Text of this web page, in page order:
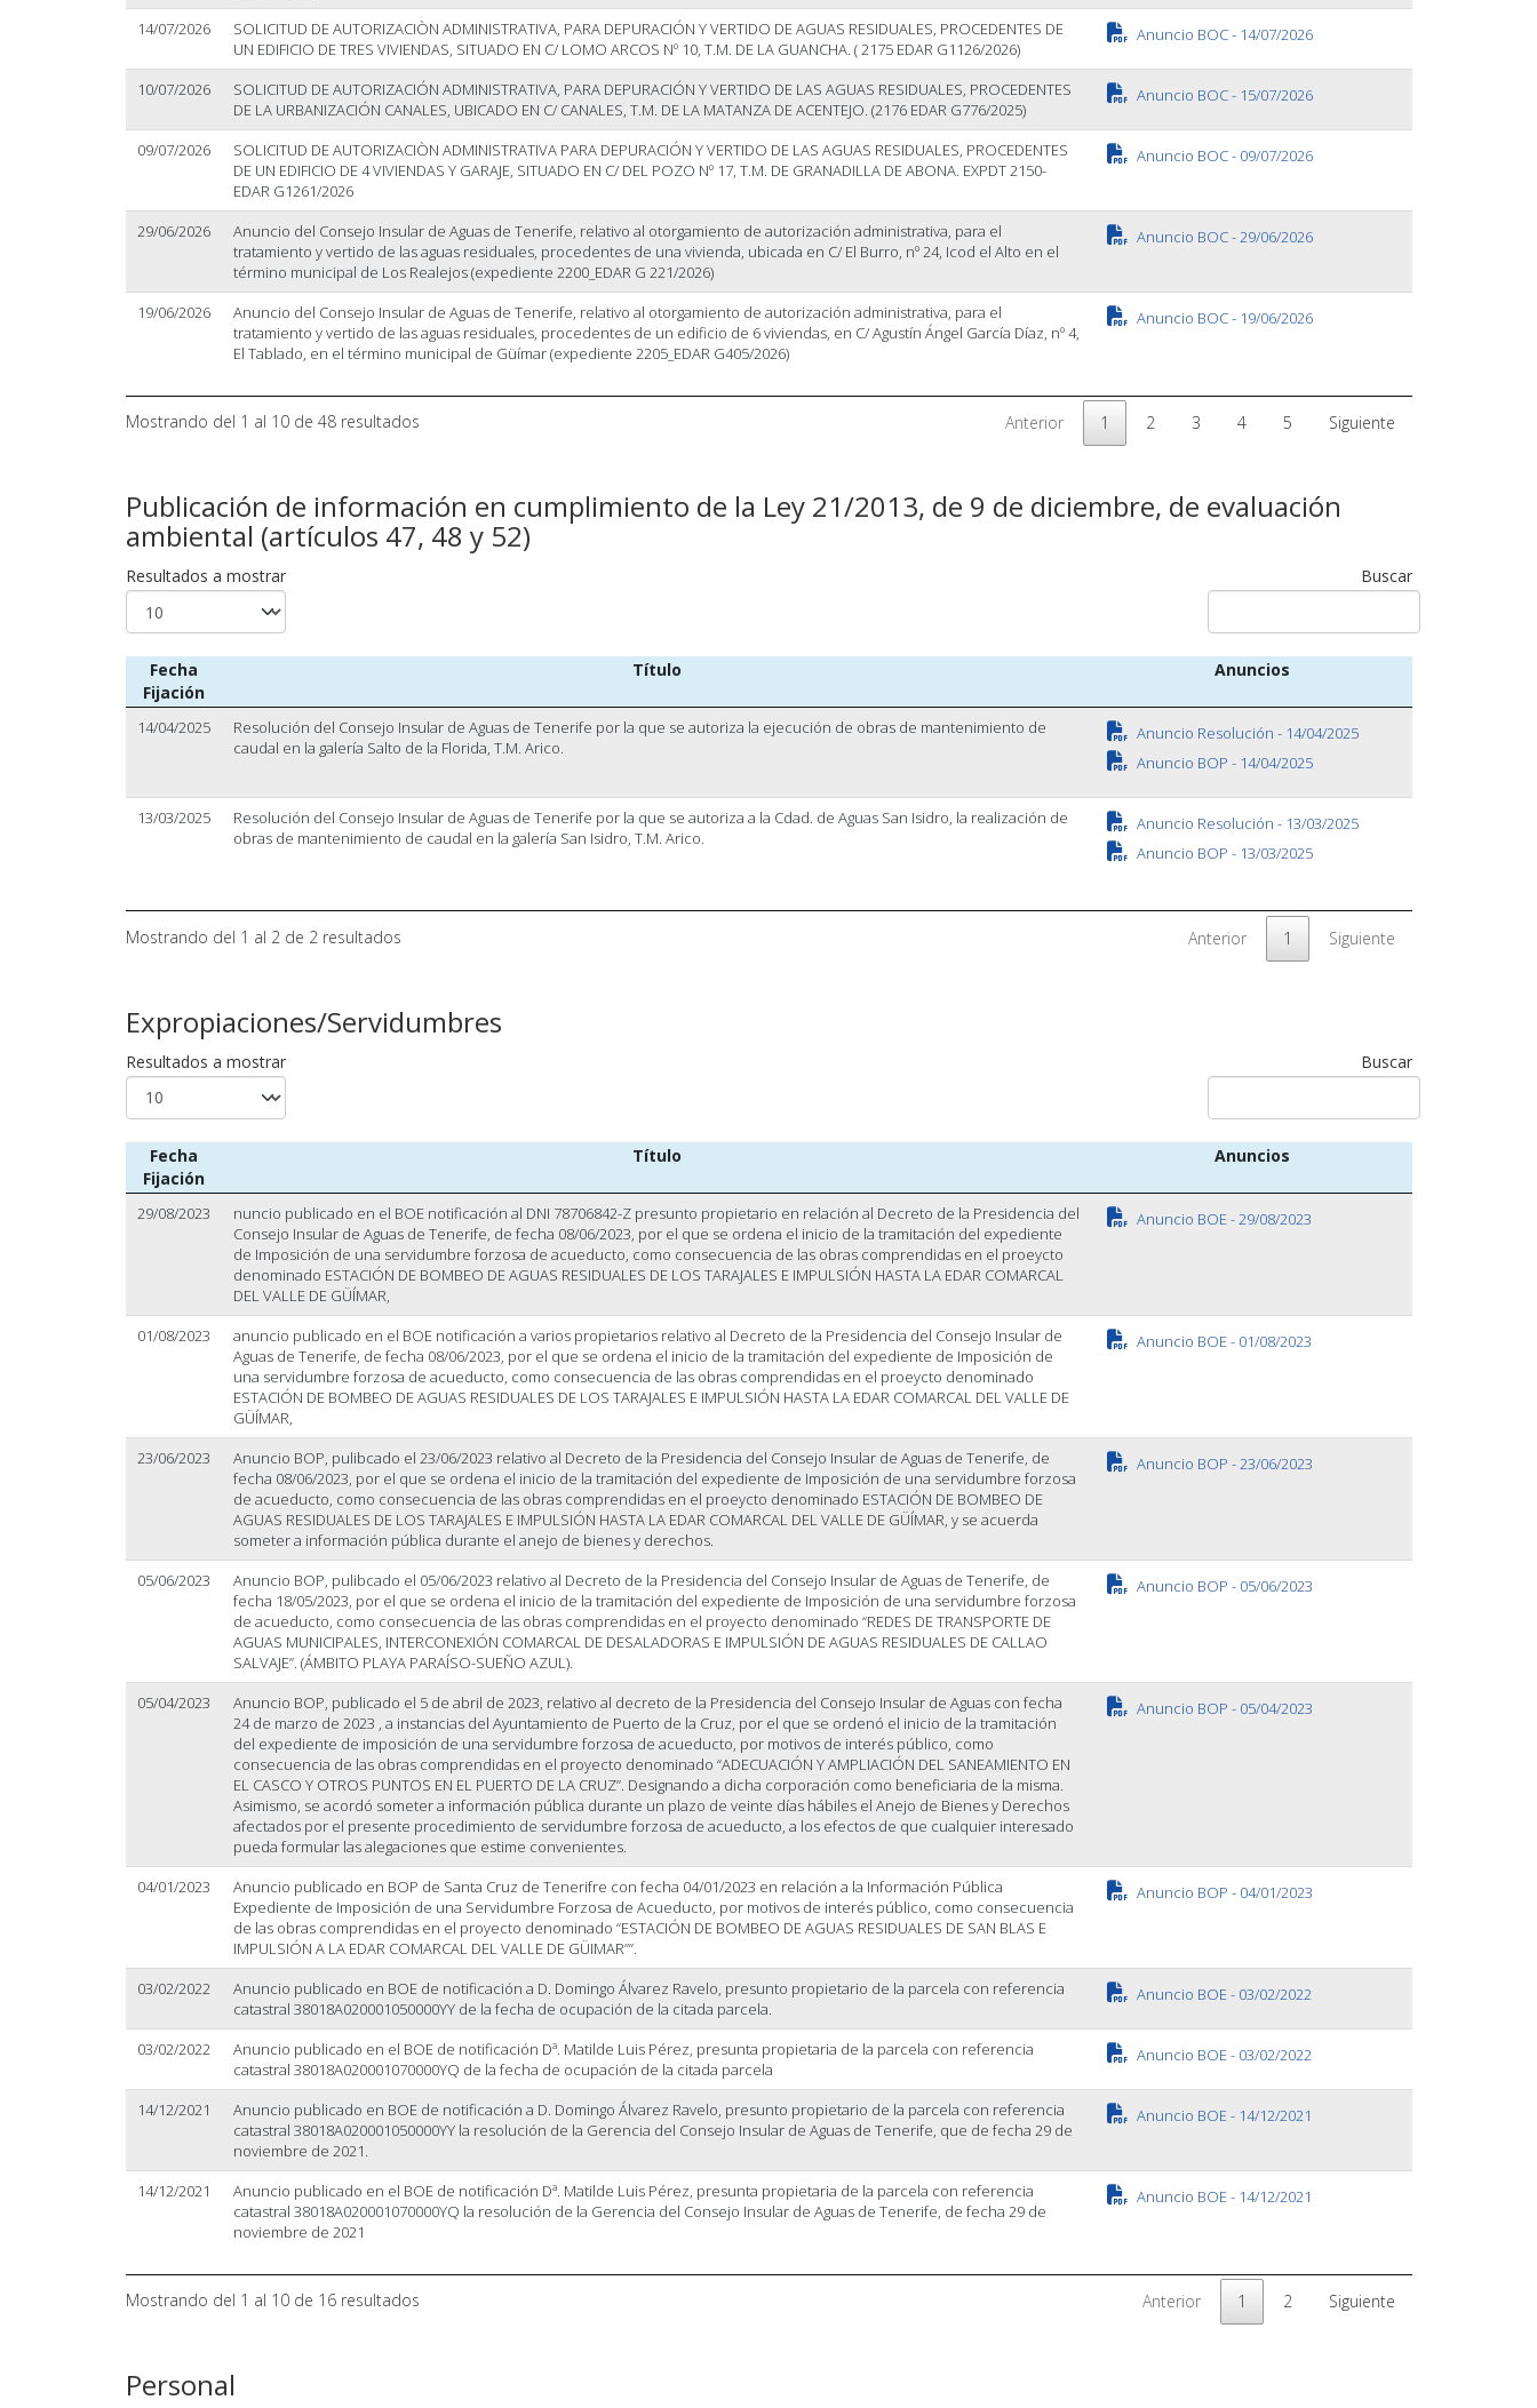
14/07/2026
SOLICITUD DE AUTORIZACIÒN ADMINISTRATIVA, PARA DEPURACIÓN Y VERTIDO DE AGUAS RESIDUALES, PROCEDENTES DE
UN EDIFICIO DE TRES VIVIENDAS, SITUADO EN C/ LOMO ARCOS Nº 10, T.M. DE LA GUANCHA. ( 2175 EDAR G1126/2026)
Anuncio BOC - 14/07/2026
10/07/2026
SOLICITUD DE AUTORIZACIÓN ADMINISTRATIVA, PARA DEPURACIÓN Y VERTIDO DE LAS AGUAS RESIDUALES, PROCEDENTES
DE LA URBANIZACIÓN CANALES, UBICADO EN C/ CANALES, T.M. DE LA MATANZA DE ACENTEJO. (2176 EDAR G776/2025)
Anuncio BOC - 15/07/2026
09/07/2026
SOLICITUD DE AUTORIZACIÒN ADMINISTRATIVA PARA DEPURACIÓN Y VERTIDO DE LAS AGUAS RESIDUALES, PROCEDENTES
DE UN EDIFICIO DE 4 VIVIENDAS Y GARAJE, SITUADO EN C/ DEL POZO Nº 17, T.M. DE GRANADILLA DE ABONA. EXPDT 2150-
EDAR G1261/2026
Anuncio BOC - 09/07/2026
29/06/2026
Anuncio del Consejo Insular de Aguas de Tenerife, relativo al otorgamiento de autorización administrativa, para el
tratamiento y vertido de las aguas residuales, procedentes de una vivienda, ubicada en C/ El Burro, nº 24, Icod el Alto en el
término municipal de Los Realejos (expediente 2200_EDAR G 221/2026)
Anuncio BOC - 29/06/2026
19/06/2026
Anuncio del Consejo Insular de Aguas de Tenerife, relativo al otorgamiento de autorización administrativa, para el
tratamiento y vertido de las aguas residuales, procedentes de un edificio de 6 viviendas, en C/ Agustín Ángel García Díaz, nº 4,
El Tablado, en el término municipal de Güímar (expediente 2205_EDAR G405/2026)
Anuncio BOC - 19/06/2026
Mostrando del 1 al 10 de 48 resultados Anterior 1 2 3 4 5 Siguiente
Publicación de información en cumplimiento de la Ley 21/2013, de 9 de diciembre, de evaluación
ambiental (artículos 47, 48 y 52)
Resultados a mostrar Buscar
Fecha
Fijación
Título Anuncios
14/04/2025
Resolución del Consejo Insular de Aguas de Tenerife por la que se autoriza la ejecución de obras de mantenimiento de
caudal en la galería Salto de la Florida, T.M. Arico.
Anuncio Resolución - 14/04/2025
Anuncio BOP - 14/04/2025
13/03/2025
Resolución del Consejo Insular de Aguas de Tenerife por la que se autoriza a la Cdad. de Aguas San Isidro, la realización de
obras de mantenimiento de caudal en la galería San Isidro, T.M. Arico.
Anuncio Resolución - 13/03/2025
Anuncio BOP - 13/03/2025
Mostrando del 1 al 2 de 2 resultados Anterior 1 Siguiente
Expropiaciones/Servidumbres
Resultados a mostrar Buscar
Fecha
Fijación
Título Anuncios
29/08/2023
nuncio publicado en el BOE notificación al DNI 78706842-Z presunto propietario en relación al Decreto de la Presidencia del
Consejo Insular de Aguas de Tenerife, de fecha 08/06/2023, por el que se ordena el inicio de la tramitación del expediente
de Imposición de una servidumbre forzosa de acueducto, como consecuencia de las obras comprendidas en el proeycto
denominado ESTACIÓN DE BOMBEO DE AGUAS RESIDUALES DE LOS TARAJALES E IMPULSIÓN HASTA LA EDAR COMARCAL
DEL VALLE DE GÜÍMAR,
Anuncio BOE - 29/08/2023
01/08/2023
anuncio publicado en el BOE notificación a varios propietarios relativo al Decreto de la Presidencia del Consejo Insular de
Aguas de Tenerife, de fecha 08/06/2023, por el que se ordena el inicio de la tramitación del expediente de Imposición de
una servidumbre forzosa de acueducto, como consecuencia de las obras comprendidas en el proeycto denominado
ESTACIÓN DE BOMBEO DE AGUAS RESIDUALES DE LOS TARAJALES E IMPULSIÓN HASTA LA EDAR COMARCAL DEL VALLE DE
GÜÍMAR,
Anuncio BOE - 01/08/2023
23/06/2023
Anuncio BOP, pulibcado el 23/06/2023 relativo al Decreto de la Presidencia del Consejo Insular de Aguas de Tenerife, de
fecha 08/06/2023, por el que se ordena el inicio de la tramitación del expediente de Imposición de una servidumbre forzosa
de acueducto, como consecuencia de las obras comprendidas en el proeycto denominado ESTACIÓN DE BOMBEO DE
AGUAS RESIDUALES DE LOS TARAJALES E IMPULSIÓN HASTA LA EDAR COMARCAL DEL VALLE DE GÜÍMAR, y se acuerda
someter a información pública durante el anejo de bienes y derechos.
Anuncio BOP - 23/06/2023
05/06/2023
Anuncio BOP, pulibcado el 05/06/2023 relativo al Decreto de la Presidencia del Consejo Insular de Aguas de Tenerife, de
fecha 18/05/2023, por el que se ordena el inicio de la tramitación del expediente de Imposición de una servidumbre forzosa
de acueducto, como consecuencia de las obras comprendidas en el proyecto denominado “REDES DE TRANSPORTE DE
AGUAS MUNICIPALES, INTERCONEXIÓN COMARCAL DE DESALADORAS E IMPULSIÓN DE AGUAS RESIDUALES DE CALLAO
SALVAJE”. (ÁMBITO PLAYA PARAÍSO-SUEÑO AZUL).
Anuncio BOP - 05/06/2023
05/04/2023
Anuncio BOP, publicado el 5 de abril de 2023, relativo al decreto de la Presidencia del Consejo Insular de Aguas con fecha
24 de marzo de 2023 , a instancias del Ayuntamiento de Puerto de la Cruz, por el que se ordenó el inicio de la tramitación
del expediente de imposición de una servidumbre forzosa de acueducto, por motivos de interés público, como
consecuencia de las obras comprendidas en el proyecto denominado “ADECUACIÓN Y AMPLIACIÓN DEL SANEAMIENTO EN
EL CASCO Y OTROS PUNTOS EN EL PUERTO DE LA CRUZ”. Designando a dicha corporación como beneficiaria de la misma.
Asimismo, se acordó someter a información pública durante un plazo de veinte días hábiles el Anejo de Bienes y Derechos
afectados por el presente procedimiento de servidumbre forzosa de acueducto, a los efectos de que cualquier interesado
pueda formular las alegaciones que estime convenientes.
Anuncio BOP - 05/04/2023
04/01/2023
Anuncio publicado en BOP de Santa Cruz de Tenerifre con fecha 04/01/2023 en relación a la Información Pública
Expediente de Imposición de una Servidumbre Forzosa de Acueducto, por motivos de interés público, como consecuencia
de las obras comprendidas en el proyecto denominado “ESTACIÓN DE BOMBEO DE AGUAS RESIDUALES DE SAN BLAS E
IMPULSIÓN A LA EDAR COMARCAL DEL VALLE DE GÜIMAR””.
Anuncio BOP - 04/01/2023
03/02/2022
Anuncio publicado en BOE de notificación a D. Domingo Álvarez Ravelo, presunto propietario de la parcela con referencia
catastral 38018A020001050000YY de la fecha de ocupación de la citada parcela.
Anuncio BOE - 03/02/2022
03/02/2022
Anuncio publicado en el BOE de notificación Dª. Matilde Luis Pérez, presunta propietaria de la parcela con referencia
catastral 38018A020001070000YQ de la fecha de ocupación de la citada parcela
Anuncio BOE - 03/02/2022
14/12/2021
Anuncio publicado en BOE de notificación a D. Domingo Álvarez Ravelo, presunto propietario de la parcela con referencia
catastral 38018A020001050000YY la resolución de la Gerencia del Consejo Insular de Aguas de Tenerife, que de fecha 29 de
noviembre de 2021.
Anuncio BOE - 14/12/2021
14/12/2021
Anuncio publicado en el BOE de notificación Dª. Matilde Luis Pérez, presunta propietaria de la parcela con referencia
catastral 38018A020001070000YQ la resolución de la Gerencia del Consejo Insular de Aguas de Tenerife, de fecha 29 de
noviembre de 2021
Anuncio BOE - 14/12/2021
Mostrando del 1 al 10 de 16 resultados Anterior 1 2 Siguiente
Personal